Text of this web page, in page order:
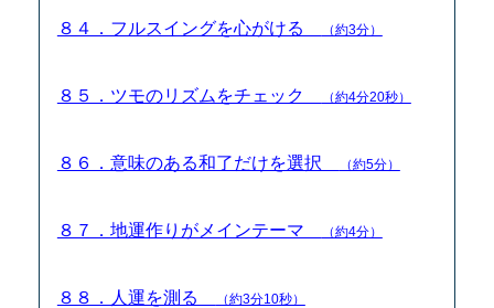
８４．フルスイングを心がける （約3分）
８５．ツモのリズムをチェック （約4分20秒）
８６．意味のある和了だけを選択 （約5分）
８７．地運作りがメインテーマ （約4分）
８８．人運を測る （約3分10秒）